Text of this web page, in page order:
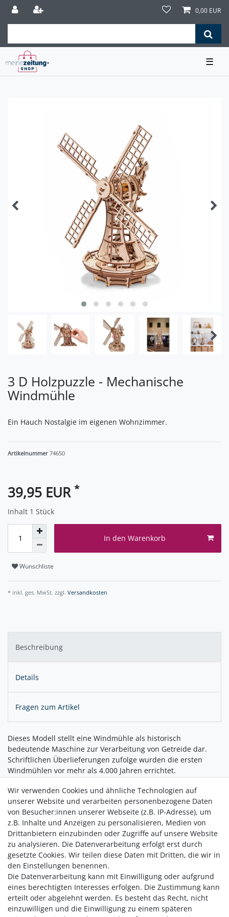
0,00 EUR
☰
3 D Holzpuzzle - Mechanische
Windmühle
Ein Hauch Nostalgie im eigenen Wohnzimmer.
Artikelnummer 74650
39,95 EUR *
Inhalt 1 Stück
In den Warenkorb
Wunschliste
* inkl. ges. MwSt. zzgl. Versandkosten
Beschreibung
Details
Fragen zum Artikel
Dieses Modell stellt eine Windmühle als historisch
bedeutende Maschine zur Verarbeitung von Getreide dar.
Schriftlichen Überlieferungen zufolge wurden die ersten
Windmühlen vor mehr als 4.000 Jahren errichtet.
Mechanisches 3D-Modell einer Windmühle mit
historischem Bezug zur Mehlgewinnung.
Wird ohne Werkzeug oder Klebstoff zusammengebaut.
Angetrieben durch einen aufziehbaren
Gummibandmotor.
Mit Start-/Stopp-Funktion.
Wir verwenden Cookies und ähnliche Technologien auf
unserer Website und verarbeiten personenbezogene Daten
von Besucher:innen unserer Webseite (z.B. IP-Adresse), um
z.B. Inhalte und Anzeigen zu personalisieren, Medien von
Drittanbietern einzubinden oder Zugriffe auf unsere Website
zu analysieren. Die Datenverarbeitung erfolgt erst durch
gesetzte Cookies. Wir teilen diese Daten mit Dritten, die wir in
den Einstellungen benennen.
Die Datenverarbeitung kann mit Einwilligung oder aufgrund
eines berechtigten Interesses erfolgen. Die Zustimmung kann
erteilt oder abgelehnt werden. Es besteht das Recht, nicht
einzuwilligen und die Einwilligung zu einem späteren